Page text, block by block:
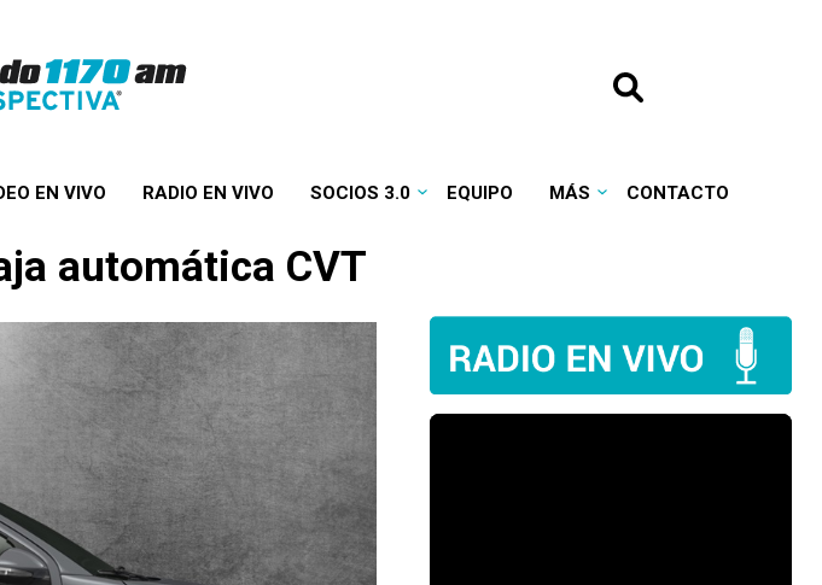
EN VIVO RADIO EN VIVO SOCIOS 3.0 EQUIPO MÁS CONTACTO
automática CVT